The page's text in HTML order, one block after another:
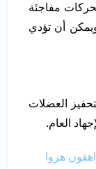
مفاجئة
أن تؤدي
العضلات
العام.
هزوا